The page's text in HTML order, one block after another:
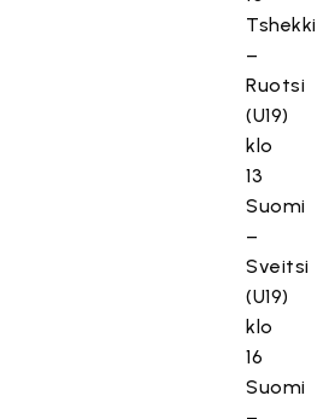
Tshekki
–
Ruotsi
(U19)
klo
13
Suomi
–
Sveitsi
(U19)
klo
16
Suomi